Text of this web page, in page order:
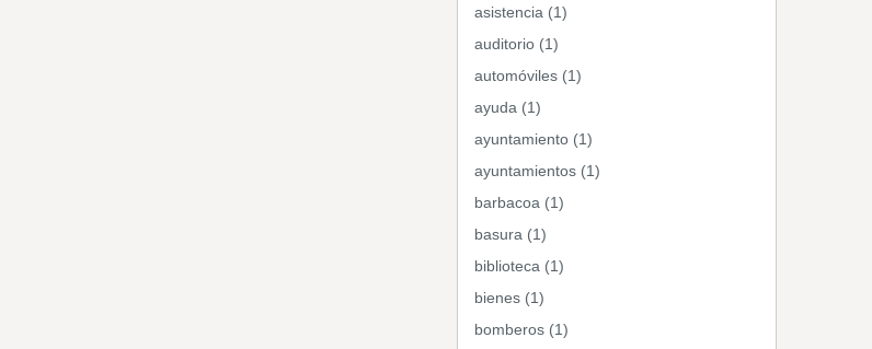
asistencia (1)
auditorio (1)
automóviles (1)
ayuda (1)
ayuntamiento (1)
ayuntamientos (1)
barbacoa (1)
basura (1)
biblioteca (1)
bienes (1)
bomberos (1)